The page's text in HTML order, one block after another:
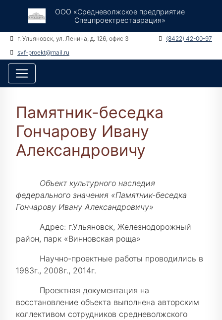
ООО «Средневолжское предприятие
Спецпроектреставрация»
г. Ульяновск, ул. Ленина, д. 126, офис 3
(8422) 42-00-97
svf-proekt@mail.ru
Памятник-беседка
Гончарову Ивану
Александровичу
Объект культурного наследия
федерального значения «Памятник-беседка
Гончарову Ивану Александровичу»
Адрес: г.Ульяновск, Железнодорожный
район, парк «Винновская роща»
Научно-проектные работы проводились в
1983г., 2008г., 2014г.
Проектная документация на
восстановление объекта выполнена авторским
коллективом сотрудников средневолжского